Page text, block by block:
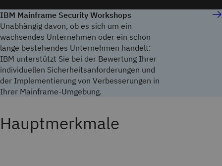
IBM Mainframe Security Workshops
Unabhängig davon, ob es sich um ein
wachsendes Unternehmen oder ein schon
lange bestehendes Unternehmen handelt:
IBM unterstützt Sie bei der Bewertung Ihrer
individuellen Sicherheitsanforderungen und
der Implementierung von Verbesserungen in
Ihrer Mainframe-Umgebung.
Hauptmerkmale